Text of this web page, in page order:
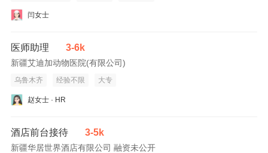
闫女士
医师助理 3-6k
新疆艾迪加动物医院(有限公司)
乌鲁木齐 经验不限 大专
赵女士 · HR
酒店前台接待 3-5k
新疆华居世界酒店有限公司 融资未公开